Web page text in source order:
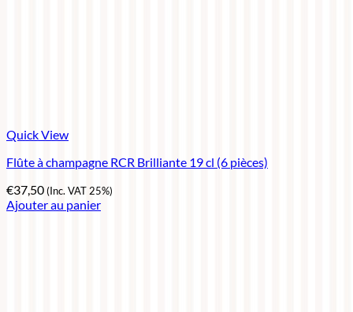
Quick View
Flûte à champagne RCR Brilliante 19 cl (6 pièces)
€37,50(Inc. VAT 25%)
Ajouter au panier